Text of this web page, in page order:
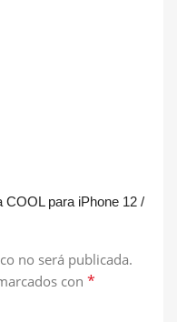
COOL para iPhone 12 /
no será publicada.
con *